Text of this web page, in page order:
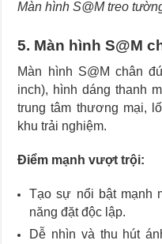
Màn hình S@M treo
5. Màn hình S@M
Màn hình S@M chân
inch), hình dáng thanh
trung tâm thương mại,
khu trải nghiệm.
Điểm mạnh vượt trội:
Tạo sự nổi bật mạnh
năng đặt độc lập.
Dễ nhìn và thu hút